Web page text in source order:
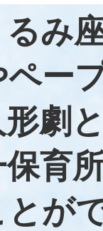
み
ー
劇
育
が